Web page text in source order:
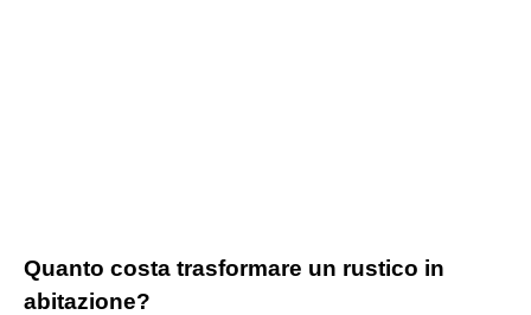
Quanto costa trasformare un rustico in
abitazione?